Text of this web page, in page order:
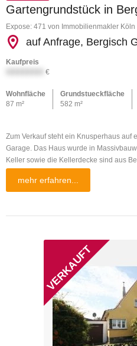
Gartengrundstück in
Expose: 471 von Immobilienmakler Köln
auf Anfrage, Bergisch
Kaufpreis
€
Wohnfläche
87 m²
Grundstueckfläche
582 m²
Zum Verkauf steht ein Knusperhaus auf
Garage. Das Haus wurde in
Keller sowie die Kellerdecke sind aus
mehr erfahren...